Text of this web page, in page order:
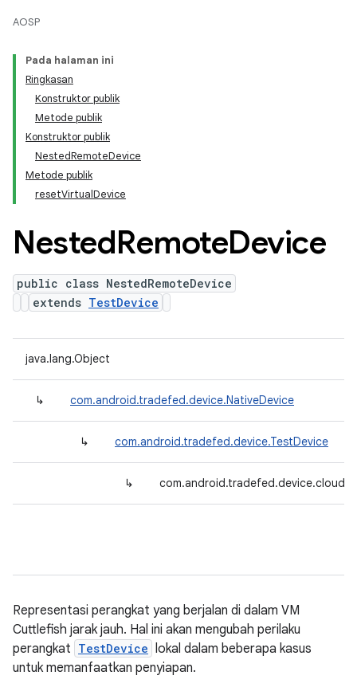
AOSP
Pada halaman ini
Ringkasan
Konstruktor publik
Metode publik
Konstruktor publik
NestedRemoteDevice
Metode publik
resetVirtualDevice
NestedRemoteDevice
public class NestedRemoteDevice
extends TestDevice
java.lang.Object
↳ com.android.tradefed.device.NativeDevice
↳ com.android.tradefed.device.TestDevice
↳
Representasi perangkat yang berjalan di dalam VM
Cuttlefish jarak jauh. Hal ini akan mengubah perilaku
perangkat TestDevice lokal dalam beberapa kasus
untuk memanfaatkan penyiapan.